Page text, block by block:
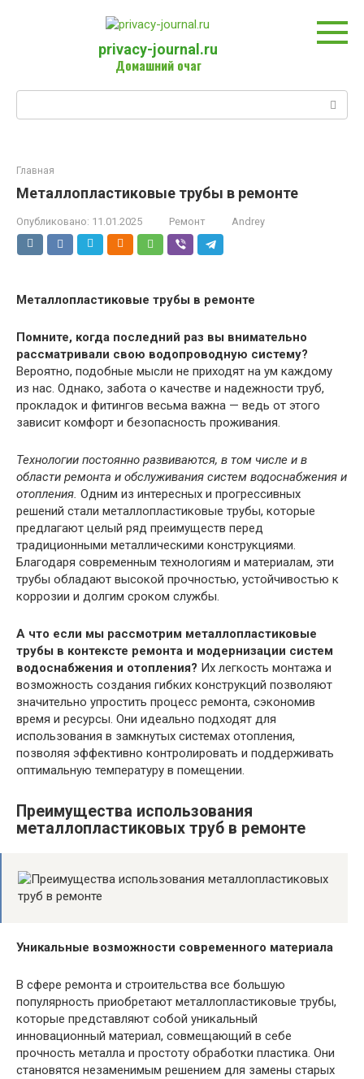
privacy-journal.ru
Домашний очаг
Главная
Металлопластиковые трубы в ремонте
Опубликовано: 11.01.2025 Ремонт Andrey
Металлопластиковые трубы в ремонте
Помните, когда последний раз вы внимательно
рассматривали свою водопроводную систему?
Вероятно, подобные мысли не приходят на ум каждому
из нас. Однако, забота о качестве и надежности труб,
прокладок и фитингов весьма важна — ведь от этого
зависит комфорт и безопасность проживания.
Технологии постоянно развиваются, в том числе и в
области ремонта и обслуживания систем водоснабжения и
отопления. Одним из интересных и прогрессивных
решений стали металлопластиковые трубы, которые
предлагают целый ряд преимуществ перед
традиционными металлическими конструкциями.
Благодаря современным технологиям и материалам, эти
трубы обладают высокой прочностью, устойчивостью к
коррозии и долгим сроком службы.
А что если мы рассмотрим металлопластиковые
трубы в контексте ремонта и модернизации систем
водоснабжения и отопления? Их легкость монтажа и
возможность создания гибких конструкций позволяют
значительно упростить процесс ремонта, сэкономив
время и ресурсы. Они идеально подходят для
использования в замкнутых системах отопления,
позволяя эффективно контролировать и поддерживать
оптимальную температуру в помещении.
Преимущества использования
металлопластиковых труб в ремонте
Уникальные возможности современного материала
В сфере ремонта и строительства все большую
популярность приобретают металлопластиковые трубы,
которые представляют собой уникальный
инновационный материал, совмещающий в себе
прочность металла и простоту обработки пластика. Они
становятся незаменимым решением для замены старых